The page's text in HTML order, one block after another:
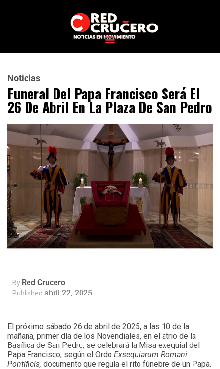
Noticias
Funeral Del Papa Francisco Será El
26 De Abril En La Plaza De San Pedro
By Red Crucero
Published abril 22, 2025
El próximo sábado 26 de abril de 2025, a las 10 de la
mañana, primer día de los Novendiales, en el atrio de la
Basílica de San Pedro, se celebrará la Misa exequial del
Papa Francisco, según el Ordo Exsequiarum Romani
Pontificis, documento que regula el rito fúnebre de un Papa.